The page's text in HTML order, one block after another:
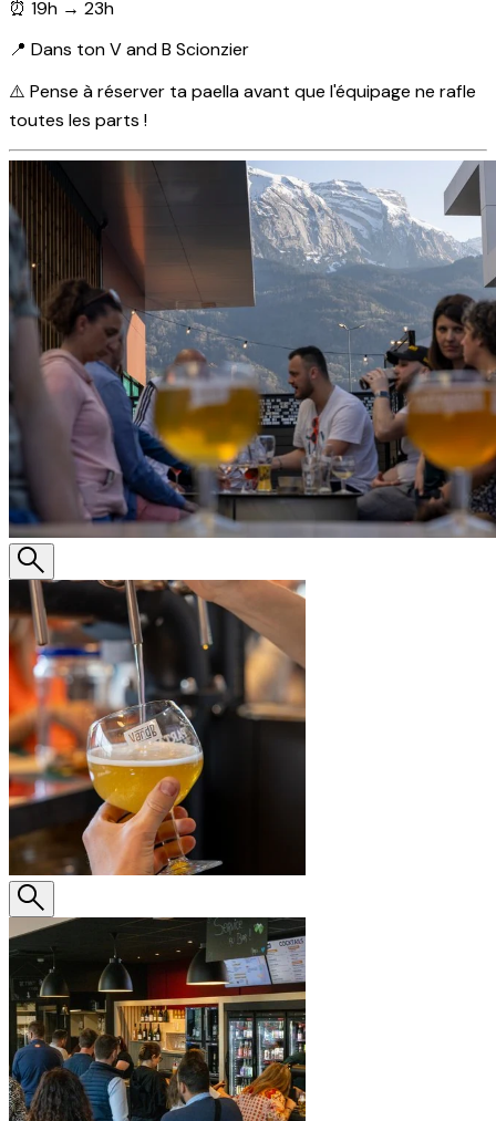
⏰ 19h → 23h
📍 Dans ton V and B Scionzier
⚠️ Pense à réserver ta paella avant que l'équipage ne rafle
toutes les parts !